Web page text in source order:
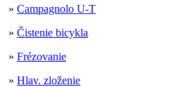
» Campagnolo U-T
» Čistenie bicykla
» Frézovanie
» Hlav. zloženie